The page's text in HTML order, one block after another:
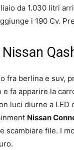
da 1.030 litri
i 190 Cv.
fra berlina e suv,
fa apparire la
luci diurne a
Nissan
file. I